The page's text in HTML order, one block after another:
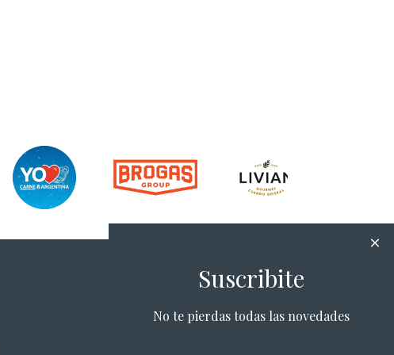
Suscribite
No te pierdas todas las novedades